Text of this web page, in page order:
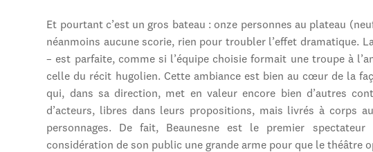
Et pourtant c’est un gros bateau : onze personnes au plateau
néanmoins aucune scorie, rien pour troubler l’effet dramatique.
– est parfaite, comme si l’équipe choisie formait une troupe à
celle du récit hugolien. Cette ambiance est bien au cœur de la
qui, dans sa direction, met en valeur encore bien d’autres
d’acteurs, libres dans leurs propositions, mais livrés à corps
personnages. De fait, Beaunesne est le premier
considération de son public une grande arme pour que le théâtre